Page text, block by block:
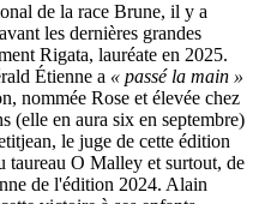
de la race Brune, il y a
les dernières grandes
Rigata, lauréate en 2025.
Étienne a « passé la main »
nommée Rose et élevée chez
(elle en aura six en septembre)
le juge de cette édition
taureau O Malley et surtout, de
de l'édition 2024. Alain